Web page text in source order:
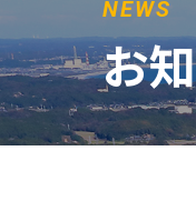
NEWS
お